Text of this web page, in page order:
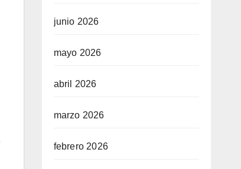
junio 2026
mayo 2026
abril 2026
marzo 2026
febrero 2026